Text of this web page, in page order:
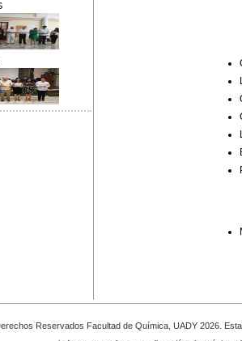
Reservados Facultad de Química, UADY 2026.